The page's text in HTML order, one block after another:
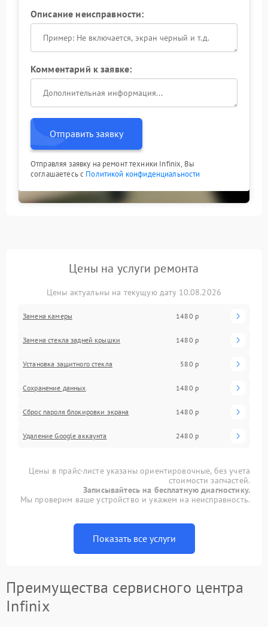
Описание неисправности:
Комментарий к заявке:
Отправить заявку
Отправляя заявку на ремонт техники Infinix, Вы
соглашаетесь с Политикой конфиденциальности
Цены на услуги ремонта
Цены актуальны на текущую дату 10.08.2026
Замена камеры 1480 р
Замена стекла задней крышки 1480 р
Установка защитного стекла 580 р
Сохранение данных 1480 р
Сброс пароля блокировки экрана 1480 р
Удаление Google аккаунта 2480 р
Цены в прайс-листе указаны ориентировочные, без учета
стоимости запчастей.
Записывайтесь на бесплатную диагностику.
Мы проверим ваше устройство и укажем на неисправность.
Показать все услуги
Преимущества сервисного центра
Infinix